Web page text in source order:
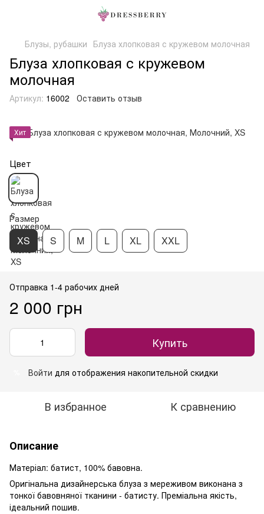
Блузы, рубашки Блуза хлопковая с кружевом молочная
Блуза хлопковая с кружевом
молочная
Артикул: 16002 Оставить отзыв
Хит
Цвет
Размер
XS S M L XL XXL
Отправка 1-4 рабочих дней
2 000 грн
Купить
Войти для отображения накопительной скидки
В избранное К сравнению
Описание
Матеріал: батист, 100% бавовна.
Оригінальна дизайнерська блуза з мереживом виконана з
тонкої бавовняної тканини - батисту. Преміальна якість,
ідеальний пошив.